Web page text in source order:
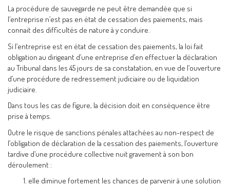
La procédure de sauvegarde ne peut être demandée que si
l’entreprise n’est pas en état de cessation des paiements, mais
connait des difficultés de nature à y conduire.
Si l’entreprise est en état de cessation des paiements, la loi fait
obligation au dirigeant d’une entreprise d’en effectuer la déclaration
au Tribunal dans les 45 jours de sa constatation, en vue de l’ouverture
d’une procédure de redressement judiciaire ou de liquidation
judiciaire.
Dans tous les cas de figure, la décision doit en conséquence être
prise à temps.
Outre le risque de sanctions pénales attachées au non-respect de
l’obligation de déclaration de la cessation des paiements, l’ouverture
tardive d’une procédure collective nuit gravement à son bon
déroulement :
elle diminue fortement les chances de parvenir à une solution